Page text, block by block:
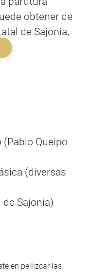
obtener de
de Sajonia,
(Pablo Queipo
(diversas
de Sajonia)
en pellizcar las